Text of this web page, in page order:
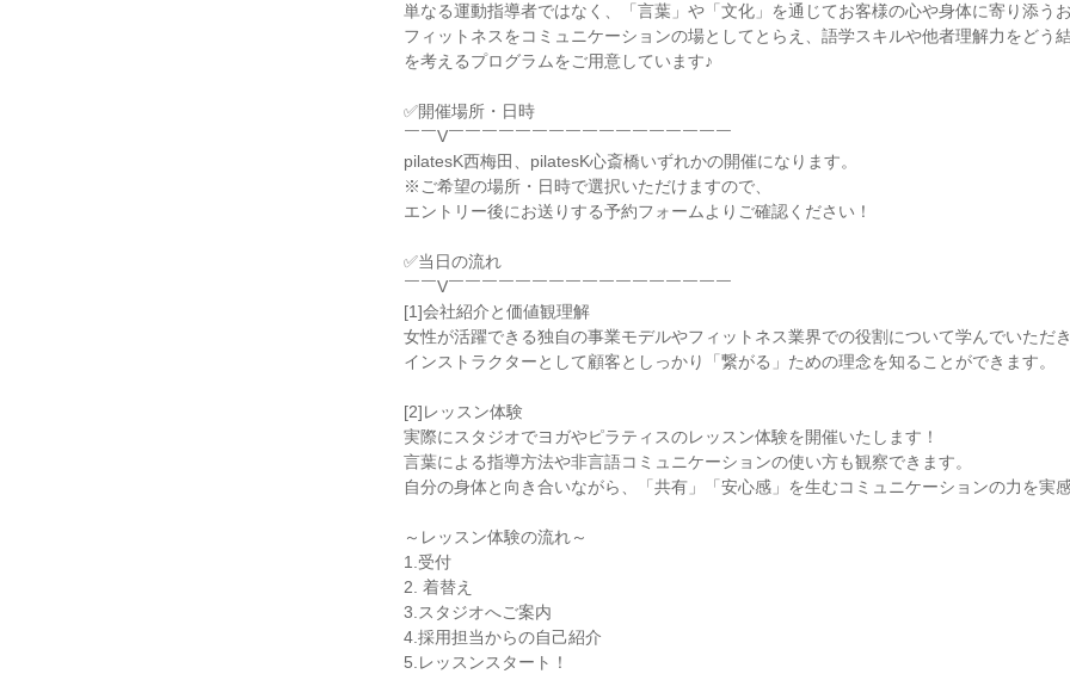
単なる運動指導者ではなく、「言葉」や「文化」を通じてお客様の心や身体に寄り添うお
フィットネスをコミュニケーションの場としてとらえ、語学スキルや他者理解力をどう
を考えるプログラムをご用意しています♪
✅開催場所・日時
￣￣V￣￣￣￣￣￣￣￣￣￣￣￣￣￣￣￣￣
pilatesK西梅田、pilatesK心斎橋いずれかの開催になります。
※ご希望の場所・日時で選択いただけますので、
エントリー後にお送りする予約フォームよりご確認ください！
✅当日の流れ
￣￣V￣￣￣￣￣￣￣￣￣￣￣￣￣￣￣￣￣
[1]会社紹介と価値観理解
女性が活躍できる独自の事業モデルやフィットネス業界での役割について学んでいただき
インストラクターとして顧客としっかり「繋がる」ための理念を知ることができます。
[2]レッスン体験
実際にスタジオでヨガやピラティスのレッスン体験を開催いたします！
言葉による指導方法や非言語コミュニケーションの使い方も観察できます。
自分の身体と向き合いながら、「共有」「安心感」を生むコミュニケーションの力を実
～レッスン体験の流れ～
1.受付
2. 着替え
3.スタジオへご案内
4.採用担当からの自己紹介
5.レッスンスタート！